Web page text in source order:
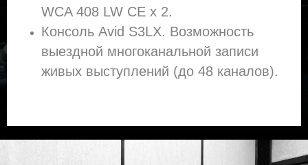
WCA 408 LW CE x 2.
Консоль Avid S3LX. Возможность
выездной многоканальной записи
живых выступлений (до 48 каналов).